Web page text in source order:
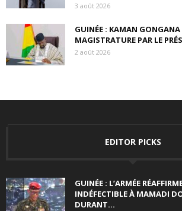
3 août 2026
GUINÉE : KAMAN GONGANA
MAGISTRATURE PAR LE
2 août 2026
EDITOR PICKS
GUINÉE : L’ARMÉE
INDÉFECTIBLE À MAMADI
DURANT...